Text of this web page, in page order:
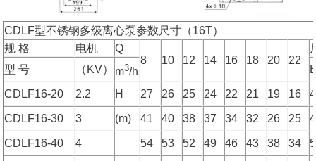
CDLF型不锈钢多级离心泵参数尺寸（16T）
规 格
电机
Q
8
10 12 14 16 18 20 22
型 号
（KV） m3/h
CDLF16-20 2.2 H 27 26 25 24 22 21 19 16
CDLF16-30 3 (m) 41 40 38 37 34 32 26 25
CDLF16-40 4 54 53 52 49 46 43 38 34